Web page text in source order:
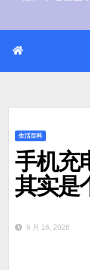
生活百科
手机充
其实是
6 月 16, 2026